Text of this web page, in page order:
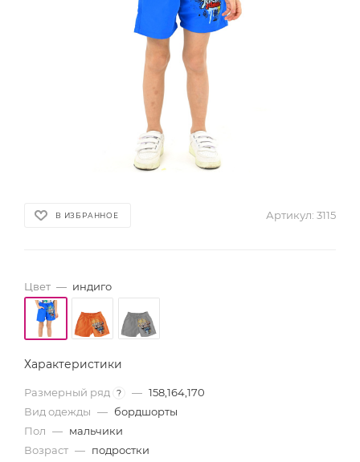
В ИЗБРАННОЕ Артикул: 3115
Цвет — индиго
Характеристики
Размерный ряд ? — 158,164,170
Вид одежды — бордшорты
Пол — мальчики
Возраст — подростки